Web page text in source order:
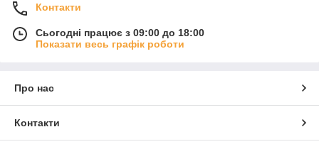
Контакти
Сьогодні працює з 09:00 до 18:00
Показати весь графік роботи
Про нас
Контакти